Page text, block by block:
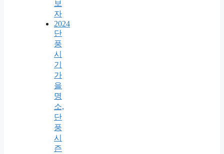
보
자
2024
단
풍
시
기
가
을
명
소,
단
풍
시
즌